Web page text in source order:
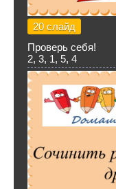
20 слайд
Проверь себя!
2, 3, 1, 5, 4